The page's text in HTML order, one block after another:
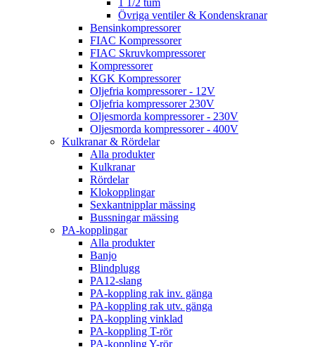
1 1/2 tum
Övriga ventiler & Kondenskranar
Bensinkompressorer
FIAC Kompressorer
FIAC Skruvkompressorer
Kompressorer
KGK Kompressorer
Oljefria kompressorer - 12V
Oljefria kompressorer 230V
Oljesmorda kompressorer - 230V
Oljesmorda kompressorer - 400V
Kulkranar & Rördelar
Alla produkter
Kulkranar
Rördelar
Klokopplingar
Sexkantnipplar mässing
Bussningar mässing
PA-kopplingar
Alla produkter
Banjo
Blindplugg
PA12-slang
PA-koppling rak inv. gänga
PA-koppling rak utv. gänga
PA-koppling vinklad
PA-koppling T-rör
PA-koppling Y-rör